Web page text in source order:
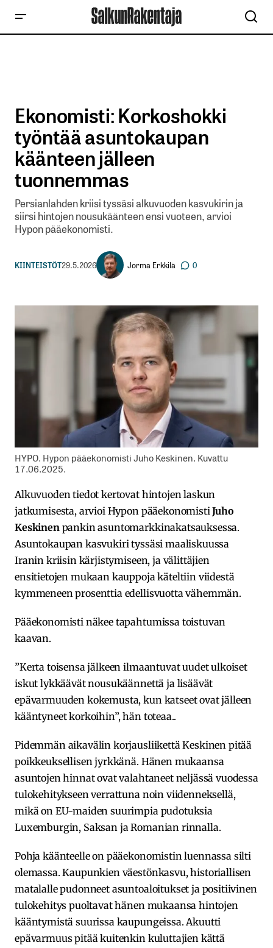
Ekonomisti: Korkoshokki
työntää asuntokaupan
käänteen jälleen
tuonnemmas
Persianlahden kriisi tyssäsi alkuvuoden kasvukirin ja
siirsi hintojen nousukäänteen ensi vuoteen, arvioi
Hypon pääekonomisti.
KIINTEISTÖT29.5.2026 Jorma Erkkilä 0
HYPO. Hypon pääekonomisti Juho Keskinen. Kuvattu
17.06.2025.
Alkuvuoden tiedot kertovat hintojen laskun
jatkumisesta, arvioi Hypon pääekonomistiJuho
Keskinenpankin asuntomarkkinakatsauksessa.
Asuntokaupan kasvukiri tyssäsi maaliskuussa
Iranin kriisin kärjistymiseen, ja välittäjien
ensitietojen mukaan kauppoja käteltiin viidestä
kymmeneen prosenttia edellisvuotta vähemmän.
Pääekonomisti näkee tapahtumissa toistuvan
kaavan.
”Kerta toisensa jälkeen ilmaantuvat uudet ulkoiset
iskut lykkäävät nousukäännettä ja lisäävät
epävarmuuden kokemusta, kun katseet ovat jälleen
kääntyneet korkoihin”, hän toteaa..
Pidemmän aikavälin korjausliikettä Keskinen pitää
poikkeuksellisen jyrkkänä. Hänen mukaansa
asuntojen hinnat ovat valahtaneet neljässä vuodessa
tulokehitykseen verrattuna noin viidenneksellä,
mikä on EU-maiden suurimpia pudotuksia
Luxemburgin, Saksan ja Romanian rinnalla.
Pohja käänteelle on pääekonomistin luennassa silti
olemassa. Kaupunkien väestönkasvu, historiallisen
matalalle pudonneet asuntoaloitukset ja positiivinen
tulokehitys puoltavat hänen mukaansa hintojen
kääntymistä suurissa kaupungeissa. Akuutti
epävarmuus pitää kuitenkin kuluttajien kättä